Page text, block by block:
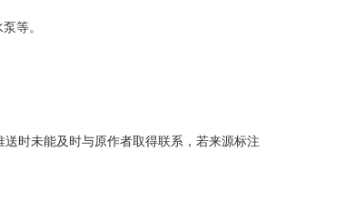
等。
时未能及时与原作者取得联系，若来源标注